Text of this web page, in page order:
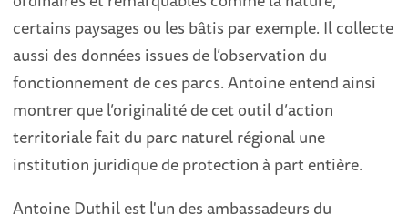
certains paysages ou les bâtis par exemple. Il collecte
aussi des données issues de l’observation du
fonctionnement de ces parcs. Antoine entend ainsi
montrer que l’originalité de cet outil d’action
territoriale fait du parc naturel régional une
institution juridique de protection à part entière.
Antoine Duthil est l'un des ambassadeurs du